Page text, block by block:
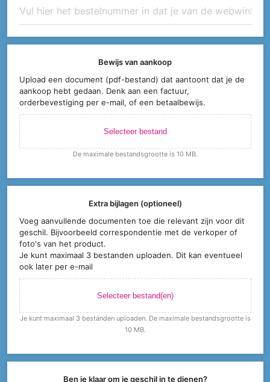
Bewijs van aankoop
Upload een document (pdf-bestand) dat aantoont dat je de
aankoop hebt gedaan. Denk aan een factuur,
orderbevestiging per e-mail, of een betaalbewijs.
Selecteer bestand
De maximale bestandsgrootte is 10 MB.
Extra bijlagen (optioneel)
Voeg aanvullende documenten toe die relevant zijn voor dit
geschil. Bijvoorbeeld correspondentie met de verkoper of
foto's van het product.
Je kunt maximaal 3 bestanden uploaden. Dit kan eventueel
ook later per e-mail
Selecteer bestand(en)
Je kunt maximaal 3 bestanden uploaden. De maximale bestandsgrootte is
10 MB.
Ben je klaar om je geschil in te dienen?